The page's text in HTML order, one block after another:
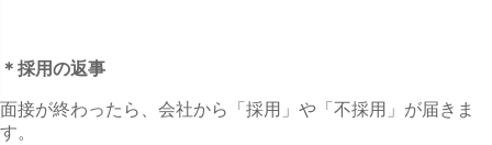
＊採用の返事
面接が終わったら、会社から「採用」や「不採用」が届きま
す。